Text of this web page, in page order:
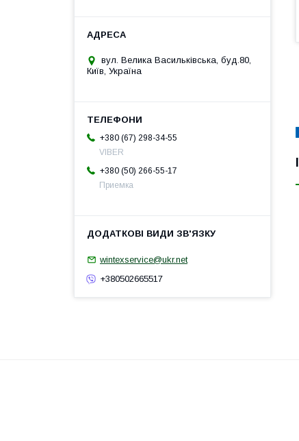
вул. Велика Васильківська, буд.80,
Київ, Україна
+380 (67) 298-34-55
VIBER
+380 (50) 266-55-17
Приемка
wintexservice@ukr.net
+380502665517